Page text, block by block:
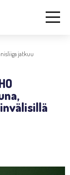
jatkuu